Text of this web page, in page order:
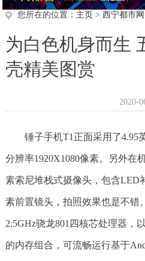
您所在的位置： 主页 > 西宁都市网
为白色机身而生
壳精美图赏
2020-
锤子手机T1正面采用了4.95
分辨率1920X1080像素。另外在
素索尼堆栈式摄像头，包含LED
素前置镜头，拍照效果也是不错
2.5GHz骁龙801四核芯处理器，
的内存组合，可流畅运行基于